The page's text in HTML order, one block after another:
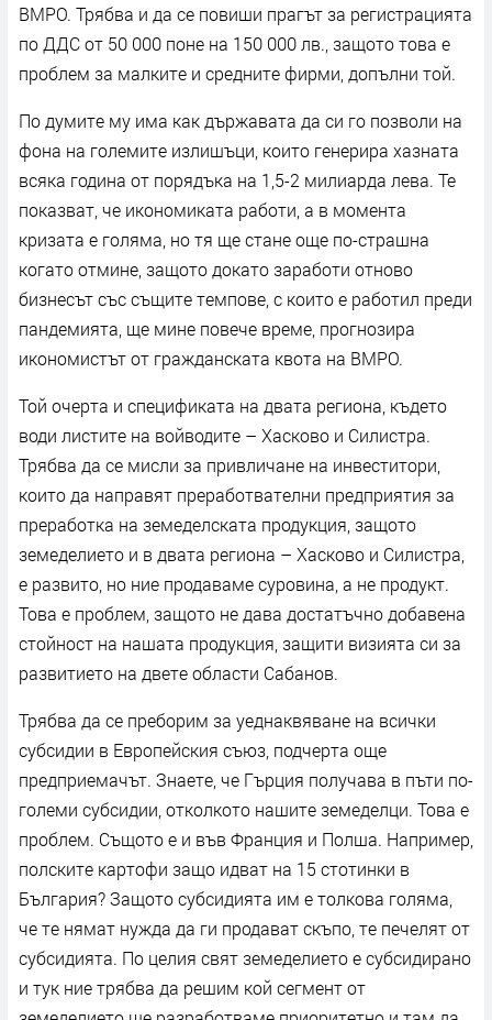
ВМРО. Трябва и да се повиши прагът за регистрацията
по ДДС от 50 000 поне на 150 000 лв., защото това е
проблем за малките и средните фирми, допълни той.
По думите му има как държавата да си го позволи на
фона на големите излишъци, които генерира хазната
всяка година от порядъка на 1,5-2 милиарда лева. Те
показват, че икономиката работи, а в момента
кризата е голяма, но тя ще стане още по-страшна
когато отмине, защото докато заработи отново
бизнесът със същите темпове, с които е работил преди
пандемията, ще мине повече време, прогнозира
икономистът от гражданската квота на ВМРО.
Той очерта и спецификата на двата региона, където
води листите на войводите – Хасково и Силистра.
Трябва да се мисли за привличане на инвеститори,
които да направят преработвателни предприятия за
преработка на земеделската продукция, защото
земеделието и в двата региона – Хасково и Силистра,
е развито, но ние продаваме суровина, а не продукт.
Това е проблем, защото не дава достатъчно добавена
стойност на нашата продукция, защити визията си за
развитието на двете области Сабанов.
Трябва да се преборим за уеднаквяване на всички
субсидии в Европейския съюз, подчерта още
предприемачът. Знаете, че Гърция получава в пъти по-
големи субсидии, отколкото нашите земеделци. Това е
проблем. Същото е и във Франция и Полша. Например,
полските картофи защо идват на 15 стотинки в
България? Защото субсидията им е толкова голяма,
че те нямат нужда да ги продават скъпо, те печелят от
субсидията. По целия свят земеделието е субсидирано
и тук ние трябва да решим кой сегмент от